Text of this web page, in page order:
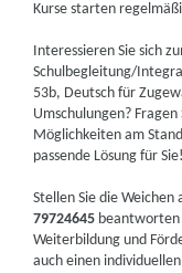
Kurse starten
Interessieren Sie sich
Schulbegleitung/
53b, Deutsch für
Umschulungen?
Möglichkeiten am
passende Lösung für Sie!
Stellen Sie die
79724645 beantworten
Weiterbildung und
auch einen